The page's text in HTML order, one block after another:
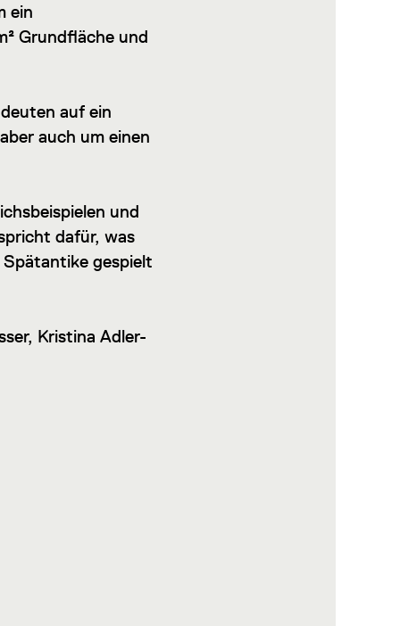
ein
Grundfläche und
auf ein
auch um einen
und
dafür, was
Spätantike gespielt
Kristina Adler-